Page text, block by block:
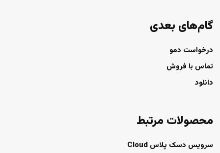
گام‌های بعدی
درخواست دمو
تماس با فروش
دانلود
محصولات مرتبط
سرویس دسک پلاس Cloud